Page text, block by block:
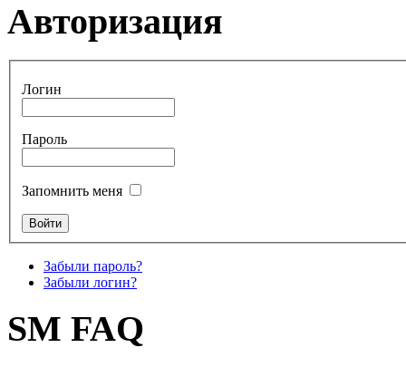
Авторизация
Логин
Пароль
Запомнить меня
Забыли пароль?
Забыли логин?
SM FAQ